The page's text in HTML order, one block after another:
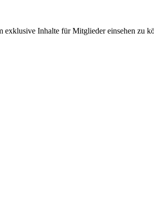
exklusive Inhalte für Mitglieder einsehen zu